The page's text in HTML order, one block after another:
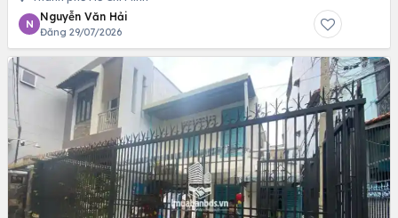
N
Nguyễn Văn Hải
Đăng 29/07/2026